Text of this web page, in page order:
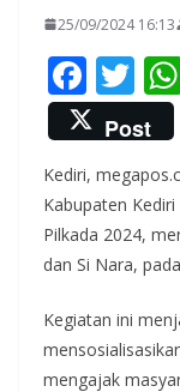
25/09/2024 16:13
F
ac
e
b
o
o
k
T
w
itt
er
Post
Kediri,
Kabupaten
Pilkada 2024,
dan Si Nara,
Kegiatan ini
mengajak